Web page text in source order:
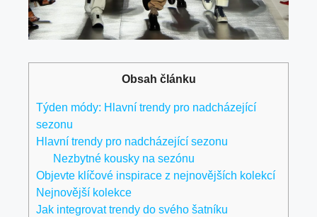
Obsah článku
Týden módy: Hlavní trendy pro nadcházející
sezonu
Hlavní trendy pro nadcházející sezonu
Nezbytné kousky na sezónu
Objevte klíčové inspirace z nejnovějších kolekcí
Nejnovější kolekce
Jak integrovat trendy do svého šatníku